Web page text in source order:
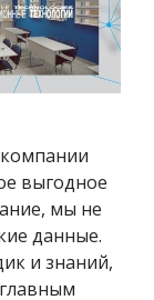
компании
выгодное
мы не
данные.
и знаний,